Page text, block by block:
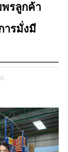
พรลูกค้า
ารมั่งมี
,